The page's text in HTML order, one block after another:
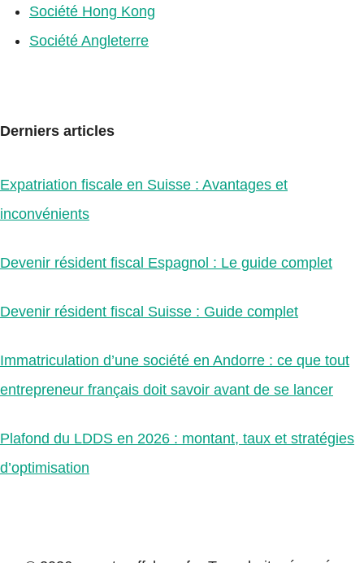
Société Hong Kong
Société Angleterre
Derniers articles
Expatriation fiscale en Suisse : Avantages et
inconvénients
Devenir résident fiscal Espagnol : Le guide complet
Devenir résident fiscal Suisse : Guide complet
Immatriculation d’une société en Andorre : ce que tout
entrepreneur français doit savoir avant de se lancer
Plafond du LDDS en 2026 : montant, taux et stratégies
d’optimisation